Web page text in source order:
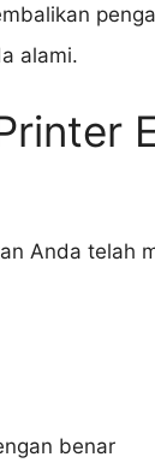
alami.
Anda telah
benar